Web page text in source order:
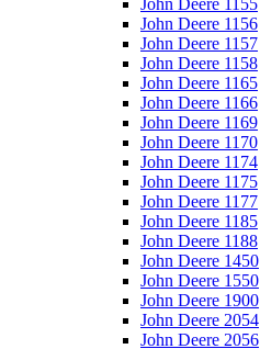
John Deere 1155
John Deere 1156
John Deere 1157
John Deere 1158
John Deere 1165
John Deere 1166
John Deere 1169
John Deere 1170
John Deere 1174
John Deere 1175
John Deere 1177
John Deere 1185
John Deere 1188
John Deere 1450
John Deere 1550
John Deere 1900
John Deere 2054
John Deere 2056